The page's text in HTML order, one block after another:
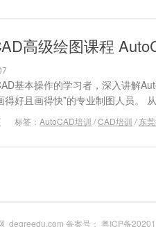
高级绘图课程
基本操作的学习者，深入讲解
得好且画得快”的专业制图人员。
标签： AutoCAD培训 /CAD培训 / 东
degreedu.com 备案号： 粤ICP备